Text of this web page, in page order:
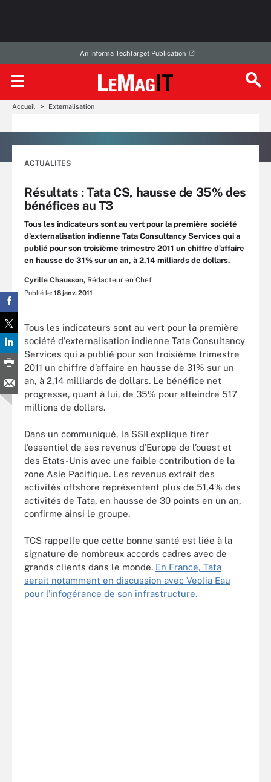
An Informa TechTarget Publication
Accueil Externalisation
ACTUALITES
Résultats : Tata CS, hausse de 35% des
bénéfices au T3
Tous les indicateurs sont au vert pour la première société
d'externalisation indienne Tata Consultancy Services qui a
publié pour son troisième trimestre 2011 un chiffre d’affaire
en hausse de 31% sur un an, à 2,14 milliards de dollars.
Cyrille Chausson, Rédacteur en Chef
Publié le: 18 janv. 2011
Tous les indicateurs sont au vert pour la première
société d'externalisation indienne Tata Consultancy
Services qui a publié pour son troisième trimestre
2011 un chiffre d’affaire en hausse de 31% sur un
an, à 2,14 milliards de dollars. Le bénéfice net
progresse, quant à lui, de 35% pour atteindre 517
millions de dollars.
Dans un communiqué, la SSII explique tirer
l’essentiel de ses revenus d’Europe de l’ouest et
des Etats-Unis avec une faible contribution de la
zone Asie Pacifique. Les revenus extrait des
activités offshore représentent plus de 51,4% des
activités de Tata, en hausse de 30 points en un an,
confirme ainsi le groupe.
TCS rappelle que cette bonne santé est liée à la
signature de nombreux accords cadres avec de
grands clients dans le monde. En France, Tata
serait notamment en discussion avec Veolia Eau
pour l’infogérance de son infrastructure.